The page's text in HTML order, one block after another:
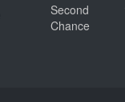
Second
Chance